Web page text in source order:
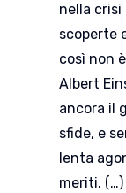
nella crisi
scoperte
così non
Albert
ancora il
sfide, e
lenta
meriti. (…)